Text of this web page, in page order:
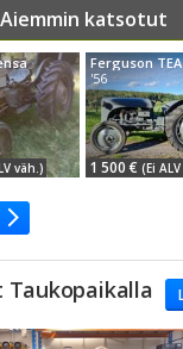
Aiemmin katsotut
väh.)
Ferguson
'56
1 500 € (Ei